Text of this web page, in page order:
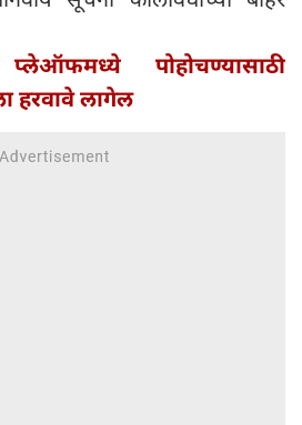
प्लेऑफमध्ये पोहोचण्यासाठी
हरवावे लागेल